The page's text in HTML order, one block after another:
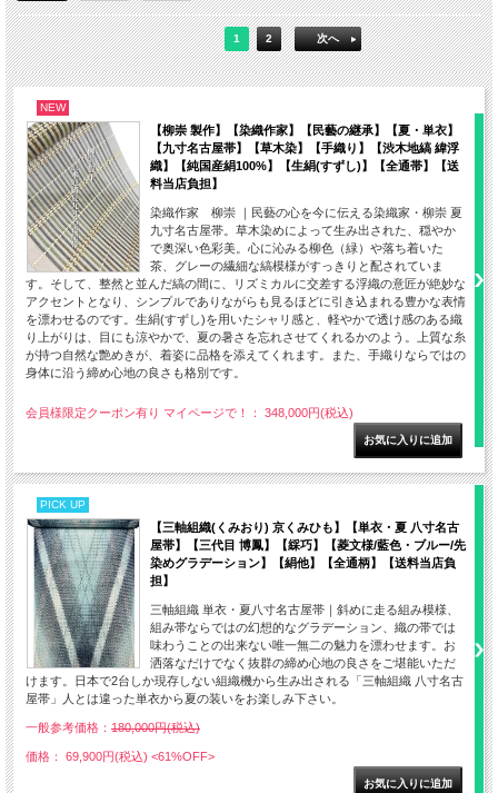
1 2 次へ
NEW
【柳崇 製作】【染織作家】【民藝の継承】【夏・単衣】
【九寸名古屋帯】【草木染】【手織り】【渋木地縞 緯浮
織】【純国産絹100%】【生絹(すずし)】【全通帯】【送
料当店負担】
染織作家 柳崇 ｜民藝の心を今に伝える染織家・柳崇 夏
九寸名古屋帯。草木染めによって生み出された、穏やか
で奥深い色彩美。心に沁みる柳色（緑）や落ち着いた
茶、グレーの繊細な縞模様がすっきりと配されていま
す。そして、整然と並んだ縞の間に、リズミカルに交差する浮織の意匠が絶妙な
アクセントとなり、シンプルでありながらも見るほどに引き込まれる豊かな表情
を漂わせるのです。生絹(すずし)を用いたシャリ感と、軽やかで透け感のある織
り上がりは、目にも涼やかで、夏の暑さを忘れさせてくれるかのよう。上質な糸
が持つ自然な艶めきが、着姿に品格を添えてくれます。また、手織りならではの
身体に沿う締め心地の良さも格別です。
会員様限定クーポン有り マイページで！： 348,000円(税込)
PICK UP
【三軸組織(くみおり) 京くみひも】【単衣・夏 八寸名古
屋帯】【三代目 博鳳】【綵巧】【菱文様/藍色・ブルー/先
染めグラデーション】【絹他】【全通柄】【送料当店負
担】
三軸組織 単衣・夏八寸名古屋帯｜斜めに走る組み模様、
組み帯ならではの幻想的なグラデーション、織の帯では
味わうことの出来ない唯一無二の魅力を漂わせます。お
洒落なだけでなく抜群の締め心地の良さをご堪能いただ
けます。日本で2台しか現存しない組織機から生み出される「三軸組織 八寸名古
屋帯」人とは違った単衣から夏の装いをお楽しみ下さい。
一般参考価格： 180,000円(税込)
価格： 69,900円(税込) <61%OFF>